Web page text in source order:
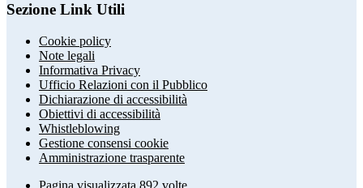
Sezione Link Utili
Cookie policy
Note legali
Informativa Privacy
Ufficio Relazioni con il Pubblico
Dichiarazione di accessibilità
Obiettivi di accessibilità
Whistleblowing
Gestione consensi cookie
Amministrazione trasparente
Pagina visualizzata 892 volte